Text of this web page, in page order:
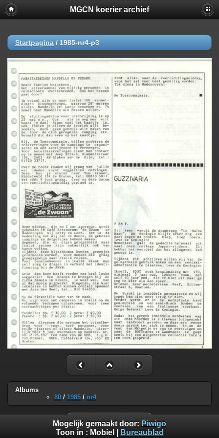
MGCN koerier archief
Startpagina / 1985-nr4-p3
Albums
80 / 1985 / nr4
Mogelijk gemaakt door: Piwigo
Toon in : Mobiel Bureaublad